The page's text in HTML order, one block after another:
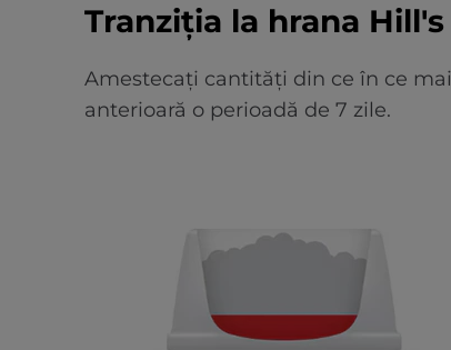
Tranziția la hrana Hill's
Amestecați cantități din ce în ce
anterioară o perioadă de 7 zile.